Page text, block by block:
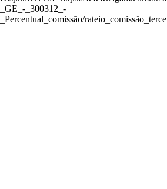
_GE_-_300312_-
_Percentual_comissão/